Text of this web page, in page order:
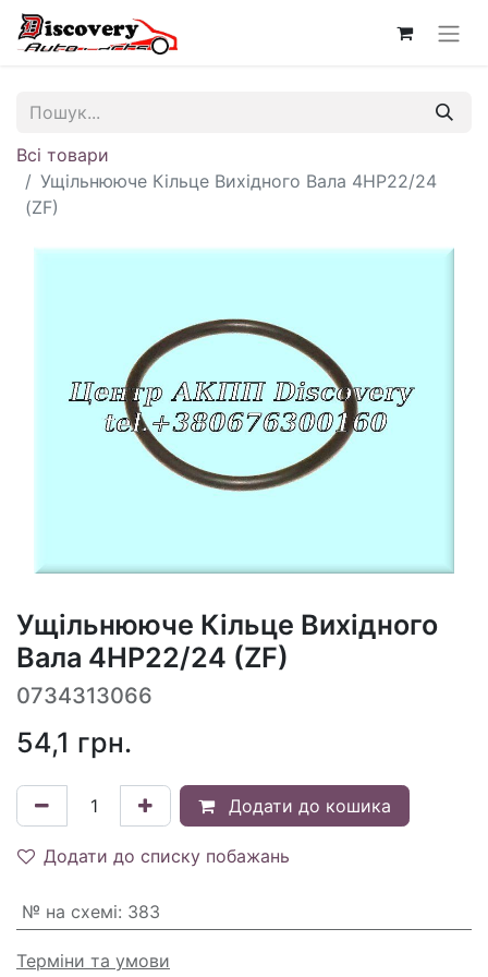
Всі товари
Ущільнююче Кільце Вихідного Вала 4HP22/24
(ZF)
Ущільнююче Кільце Вихідного
Вала 4HP22/24 (ZF)
0734313066
54,1 грн.
Додати до кошика
Додати до списку побажань
№ на схемі: 383
Терміни та умови